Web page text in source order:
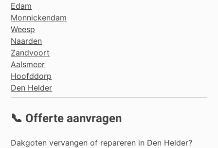
Edam
Monnickendam
Weesp
Naarden
Zandvoort
Aalsmeer
Hoofddorp
Den Helder
📞 Offerte aanvragen
Dakgoten vervangen of repareren in Den Helder?